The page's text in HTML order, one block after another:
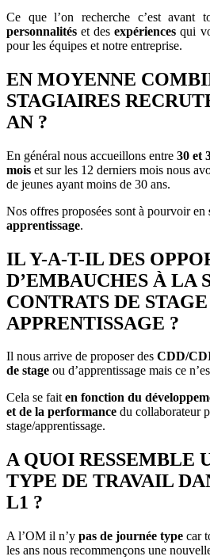
Ce que l’on recherche c’est avant
personnalités et desexpériences qui
pour les équipes et notre entreprise.
EN MOYENNE
STAGIAIRES
AN ?
En général nous accueillons entre 30 et
mois et sur les 12 derniers mois nous
de jeunes ayant moins de 30 ans.
Nos offres proposées sont à pourvoir en
apprentissage.
IL Y-A-T-IL DES
D’EMBAUCHES À LA
CONTRATS DE
APPRENTISSAGE ?
Il nous arrive de proposer des CDD/
de stage ou d’apprentissage mais ce
Cela se faiten fonction du
et de la performance du collaborateur
stage/apprentissage.
A QUOI RESSEMBLE
TYPE DE TRAVAIL
L1 ?
A l’OM il n’y pas de journée type car
les ans nous recommençons une